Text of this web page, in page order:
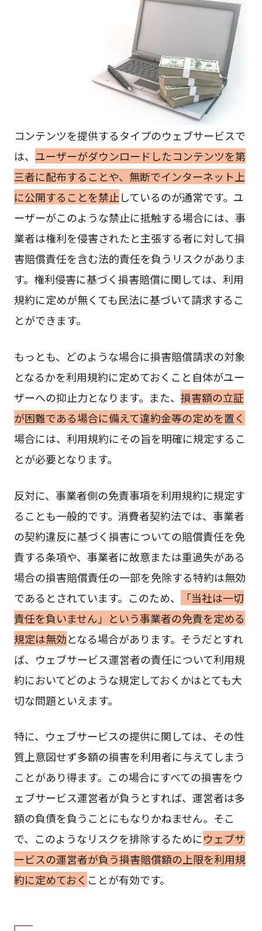
コンテンツを提供するタイプのウェブサービスで
は、 ユーザーがダウンロードしたコンテンツを第
三者に配布することや、無断でインターネット上
に公開することを禁止しているのが通常です。ユ
ーザーがこのような禁止に抵触する場合には、事
業者は権利を侵害されたと主張する者に対して損
害賠償責任を含む法的責任を負うリスクがありま
す。権利侵害に基づく損害賠償に関しては、利用
規約に定めが無くても民法に基づいて請求するこ
とができます。
もっとも、どのような場合に損害賠償請求の対象
となるかを利用規約に定めておくこと自体がユー
ザーへの抑止力となります。また、 損害額の立証
が困難である場合に備えて違約金等の定めを置く
場合には、利用規約にその旨を明確に規定するこ
とが必要となります。
反対に、事業者側の免責事項を利用規約に規定す
ることも一般的です。消費者契約法では、事業者
の契約違反に基づく損害についての賠償責任を免
責する条項や、事業者に故意または重過失がある
場合の損害賠償責任の一部を免除する特約は無効
であるとされています。このため、
「当社は一切
責任を負いません」という事業者の免責を定める
規定は無効となる場合があります。そうだとすれ
ば、ウェブサービス運営者の責任について利用規
約においてどのような規定しておくかはとても大
切な問題といえます。
特に、ウェブサービスの提供に関しては、その性
質上意図せず多額の損害を利用者に与えてしまう
ことがあり得ます。この場合にすべての損害をウ
ェブサービス運営者が負うとすれば、運営者は多
額の負債を負うことにもなりかねません。そこ
で、このようなリスクを排除するためにウェブサ
ービスの運営者が負う損害賠償額の上限を利用規
約に定めておく ことが有効です。